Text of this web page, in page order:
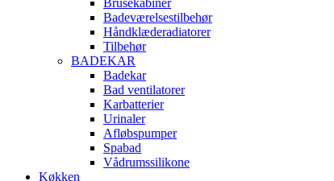
Brusekabiner
Badeværelsestilbehør
Håndklæderadiatorer
Tilbehør
BADEKAR
Badekar
Bad ventilatorer
Karbatterier
Urinaler
Afløbspumper
Spabad
Vådrumssilikone
Køkken